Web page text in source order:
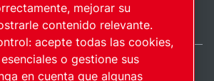
Spain / ES
mejorar su
contenido relevante.
acepte todas las cookies,
o gestione sus
en cuenta que algunas